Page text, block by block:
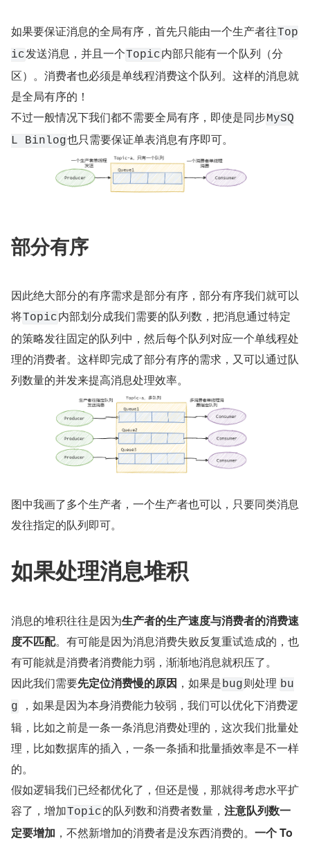
如果要保证消息的全局有序，首先只能由一个生产者往Top
ic发送消息，并且一个Topic内部只能有一个队列（分
区）。消费者也必须是单线程消费这个队列。这样的消息就
是全局有序的！
不过一般情况下我们都不需要全局有序，即使是同步MySQ
L Binlog也只需要保证单表消息有序即可。
部分有序
因此绝大部分的有序需求是部分有序，部分有序我们就可以
将Topic内部划分成我们需要的队列数，把消息通过特定
的策略发往固定的队列中，然后每个队列对应一个单线程处
理的消费者。这样即完成了部分有序的需求，又可以通过队
列数量的并发来提高消息处理效率。
图中我画了多个生产者，一个生产者也可以，只要同类消息
发往指定的队列即可。
如果处理消息堆积
消息的堆积往往是因为生产者的生产速度与消费者的消费速
度不匹配。有可能是因为消息消费失败反复重试造成的，也
有可能就是消费者消费能力弱，渐渐地消息就积压了。
因此我们需要先定位消费慢的原因 ，如果是 bug 则处理 bu
g
，如果是因为本身消费能力较弱，我们可以优化下消费逻
辑，比如之前是一条一条消息消费处理的，这次我们批量处
理，比如数据库的插入，一条一条插和批量插效率是不一样
的。
假如逻辑我们已经都优化了，但还是慢，那就得考虑水平扩
容了，增加Topic的队列数和消费者数量， 注意队列数一
定要增加 ，不然新增加的消费者是没东西消费的。 一个 To